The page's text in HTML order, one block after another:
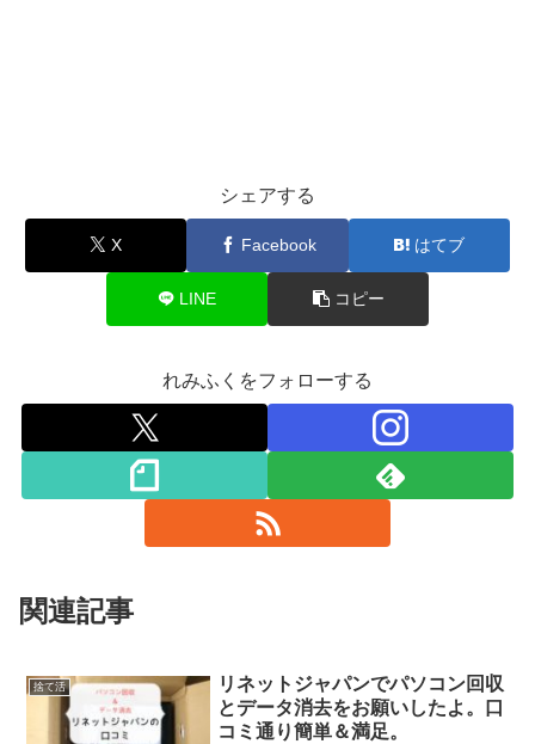
シェアする
X Facebook はてブ
LINE コピー
れみふくをフォローする
関連記事
捨て活
リネットジャパンでパソコン回収
とデータ消去をお願いしたよ。口
コミ通り簡単＆満足。